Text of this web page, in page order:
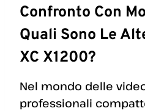
Confronto Con
Quali Sono Le
XC X1200?
Nel mondo delle
professionali